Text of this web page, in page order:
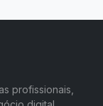
profissionais,